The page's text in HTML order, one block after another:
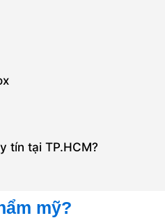
tín tại TP.HCM?
mỹ?